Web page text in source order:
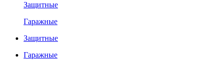
Защитные
Гаражные
Защитные
Гаражные